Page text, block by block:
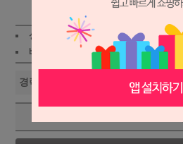
상세보기
상품가 : 38,000원적립금:300원
배송비 : (조건) 지역별
경락베개(KT1001) +1